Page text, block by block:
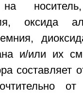
оксида
и/или их